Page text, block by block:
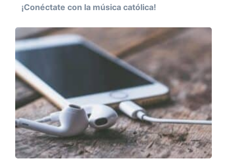
¡Conéctate con la música católica!